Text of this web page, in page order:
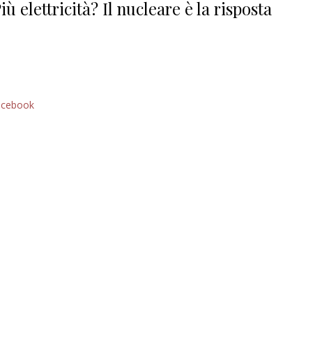
elettricità? Il nucleare è la risposta